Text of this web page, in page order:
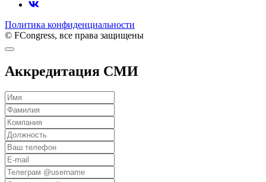
Политика конфиденциальности
© FCongress, все права защищены
Аккредитация СМИ